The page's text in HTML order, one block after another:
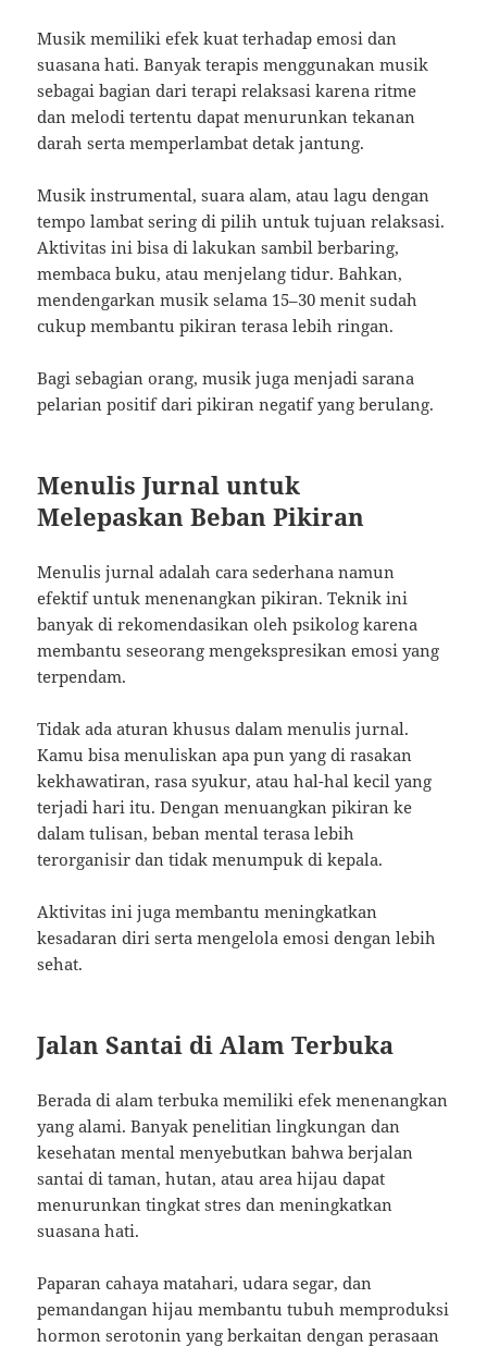
Musik memiliki efek kuat terhadap emosi dan
suasana hati. Banyak terapis menggunakan musik
sebagai bagian dari terapi relaksasi karena ritme
dan melodi tertentu dapat menurunkan tekanan
darah serta memperlambat detak jantung.
Musik instrumental, suara alam, atau lagu dengan
tempo lambat sering di pilih untuk tujuan relaksasi.
Aktivitas ini bisa di lakukan sambil berbaring,
membaca buku, atau menjelang tidur. Bahkan,
mendengarkan musik selama 15–30 menit sudah
cukup membantu pikiran terasa lebih ringan.
Bagi sebagian orang, musik juga menjadi sarana
pelarian positif dari pikiran negatif yang berulang.
Menulis Jurnal untuk
Melepaskan Beban Pikiran
Menulis jurnal adalah cara sederhana namun
efektif untuk menenangkan pikiran. Teknik ini
banyak di rekomendasikan oleh psikolog karena
membantu seseorang mengekspresikan emosi yang
terpendam.
Tidak ada aturan khusus dalam menulis jurnal.
Kamu bisa menuliskan apa pun yang di rasakan
kekhawatiran, rasa syukur, atau hal-hal kecil yang
terjadi hari itu. Dengan menuangkan pikiran ke
dalam tulisan, beban mental terasa lebih
terorganisir dan tidak menumpuk di kepala.
Aktivitas ini juga membantu meningkatkan
kesadaran diri serta mengelola emosi dengan lebih
sehat.
Jalan Santai di Alam Terbuka
Berada di alam terbuka memiliki efek menenangkan
yang alami. Banyak penelitian lingkungan dan
kesehatan mental menyebutkan bahwa berjalan
santai di taman, hutan, atau area hijau dapat
menurunkan tingkat stres dan meningkatkan
suasana hati.
Paparan cahaya matahari, udara segar, dan
pemandangan hijau membantu tubuh memproduksi
hormon serotonin yang berkaitan dengan perasaan